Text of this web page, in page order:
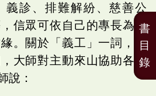
義診、排難解紛、慈善公
信眾可依自己的專長為大
。關於「義工」一詞，源
大師對主動來山協助各項
說：
書
目
錄